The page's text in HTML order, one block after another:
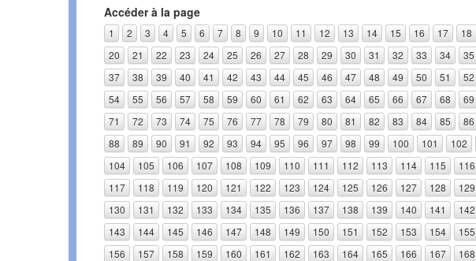
Accéder à la page
1 2 3 4 5 6 7 8 9 10 11 12 13 14 15 16 17 18
20
21 22 23 24 25 26 27 28 29 30 31 32 33 34 35
37
38 39 40 41 42 43 44 45 46 47 48 49 50 51 52
54
55 56 57 58 59 60 61 62 63 64 65 66 67 68 69
71
72 73 74 75 76 77 78 79 80 81 82 83 84 85 86
88
89 90 91 92 93 94 95 96 97 98 99 100 101 102
104
105 106 107 108 109 110 111 112 113 114 115
116
117
118 119 120 121 122 123 124 125 126 127 128
129
130
131 132 133 134 135 136 137 138 139 140 141
142
143
144 145 146 147 148 149 150 151 152 153 154
155
156
157 158 159 160 161 162 163 164 165 166 167
168